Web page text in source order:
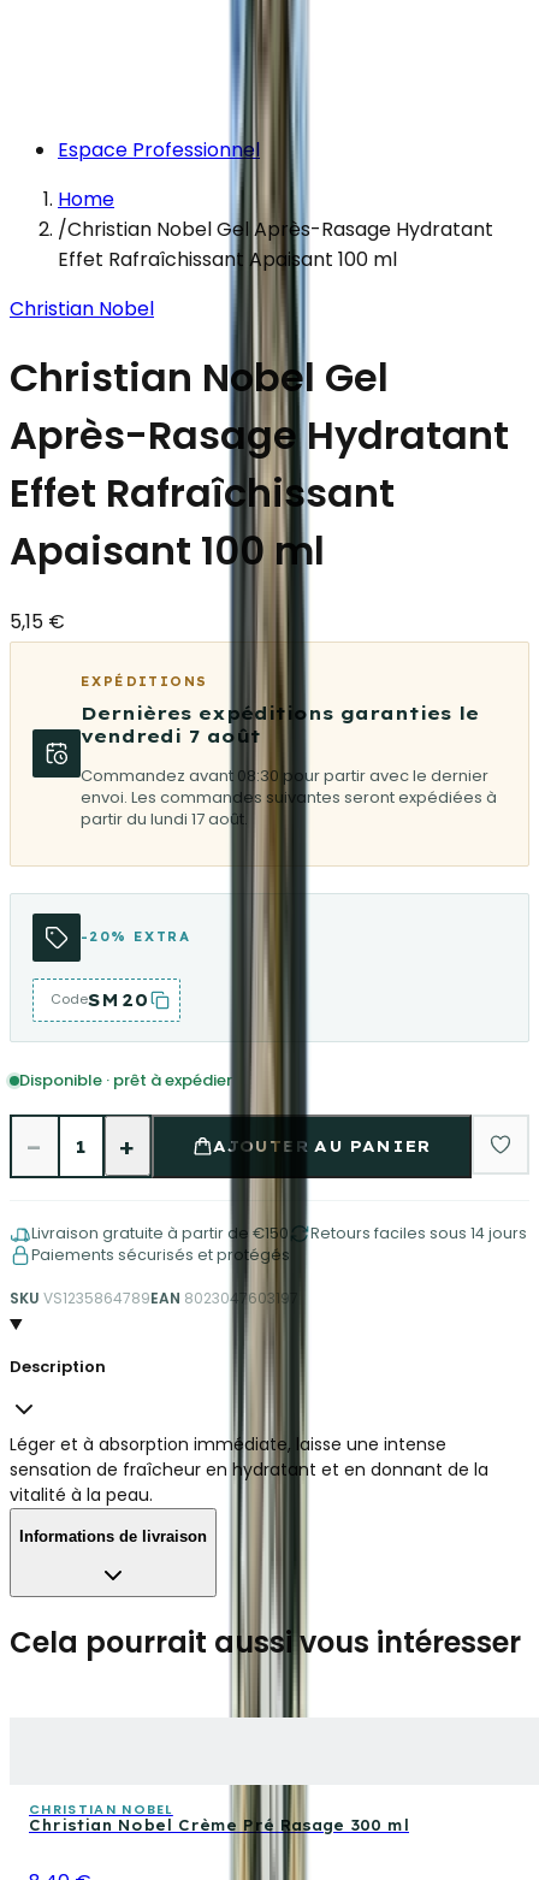
Espace Professionnel
Home
/Christian Nobel Gel Après-Rasage Hydratant
Effet Rafraîchissant Apaisant 100 ml
Christian Nobel
Christian Nobel Gel
Après-Rasage Hydratant
Effet Rafraîchissant
Apaisant 100 ml
5,15 €
EXPÉDITIONS
Dernières expéditions garanties le
vendredi 7 août
Commandez avant 08:30 pour partir avec le dernier
envoi. Les commandes suivantes seront expédiées à
partir du lundi 17 août.
-20% EXTRA
CodeSM20
Disponible · prêt à expédier
− 1 + AJOUTER AU PANIER
Livraison gratuite à partir de €150
Retours faciles sous 14 jours
Paiements sécurisés et protégés
SKU VS1235864789EAN 8023047603197
Description
Léger et à absorption immédiate, laisse une intense
sensation de fraîcheur en hydratant et en donnant de la
vitalité à la peau.
Informations de livraison
Cela pourrait aussi vous intéresser
CHRISTIAN NOBEL
Christian Nobel Crème Pré Rasage 300 ml